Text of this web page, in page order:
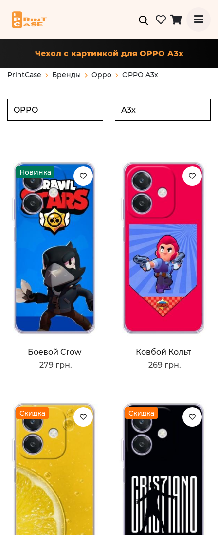
Чехол с картинкой для OPPO A3x
PrintCase Бренды Oppo OPPO A3x
Новинка
Боевой Crow
279 грн.
Ковбой Кольт
269 грн.
Скидка Скидка